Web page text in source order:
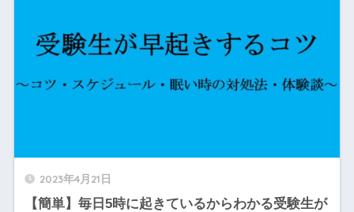
2023年4月21日
【簡単】毎日5時に起きているからわかる受験生が